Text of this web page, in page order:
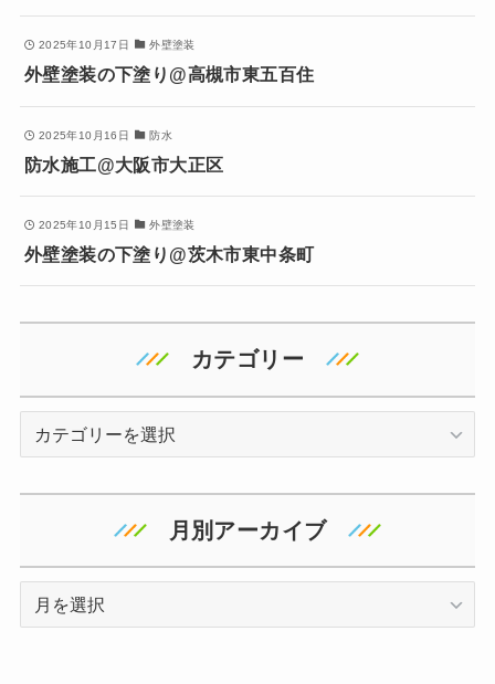
2025年10月17日 外壁塗装
外壁塗装の下塗り@高槻市東五百住
2025年10月16日 防水
防水施工@大阪市大正区
2025年10月15日 外壁塗装
外壁塗装の下塗り@茨木市東中条町
カテゴリー
月別アーカイブ